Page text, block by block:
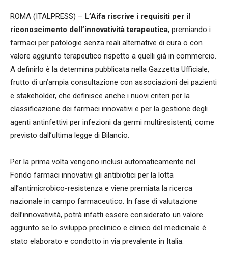
ROMA (ITALPRESS) – L’Aifa riscrive i requisiti per il
riconoscimento dell’innovatività terapeutica, premiando i
farmaci per patologie senza reali alternative di cura o con
valore aggiunto terapeutico rispetto a quelli già in commercio.
A definirlo è la determina pubblicata nella Gazzetta Ufficiale,
frutto di un’ampia consultazione con associazioni dei pazienti
e stakeholder, che definisce anche i nuovi criteri per la
classificazione dei farmaci innovativi e per la gestione degli
agenti antinfettivi per infezioni da germi multiresistenti, come
previsto dall’ultima legge di Bilancio.
Per la prima volta vengono inclusi automaticamente nel
Fondo farmaci innovativi gli antibiotici per la lotta
all’antimicrobico-resistenza e viene premiata la ricerca
nazionale in campo farmaceutico. In fase di valutazione
dell’innovatività, potrà infatti essere considerato un valore
aggiunto se lo sviluppo preclinico e clinico del medicinale è
stato elaborato e condotto in via prevalente in Italia.